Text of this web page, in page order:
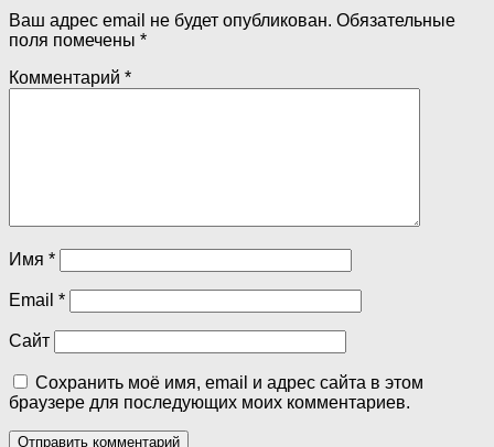
Ваш адрес email не будет опубликован. Обязательные
поля помечены *
Комментарий *
Имя *
Email *
Сайт
Сохранить моё имя, email и адрес сайта в этом
браузере для последующих моих комментариев.